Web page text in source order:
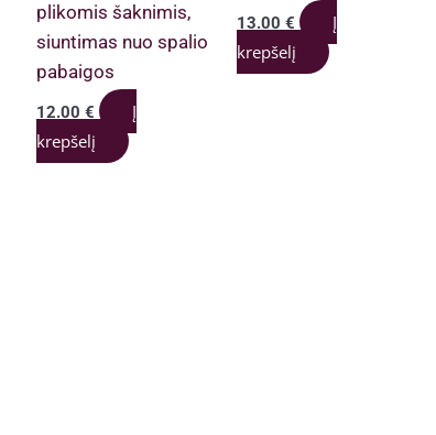
plikomis šaknimis,
siuntimas nuo spalio
pabaigos
12.00 €
Į
krepšelį
13.00€
Į
krepšelį